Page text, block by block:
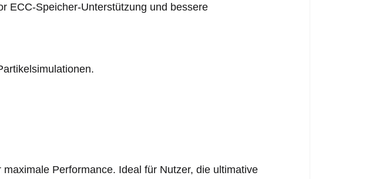
ECC-Speicher-Unterstützung und bessere
Performance. Ideal für Nutzer, die ultimative